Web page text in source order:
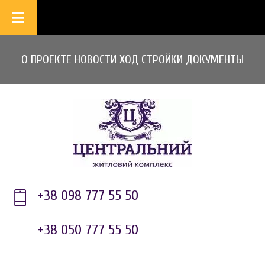
О ПРОЕКТЕ НОВОСТИ ХОД СТРОЙКИ ДОКУМЕНТЫ
+38 098 777 55 50
+38 050 777 55 50